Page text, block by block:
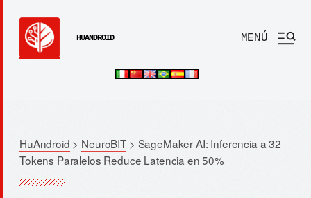
HUANDROID MENÚ
HuAndroid > NeuroBIT> SageMaker AI: Inferencia a 32
Tokens Paralelos Reduce Latencia en 50%